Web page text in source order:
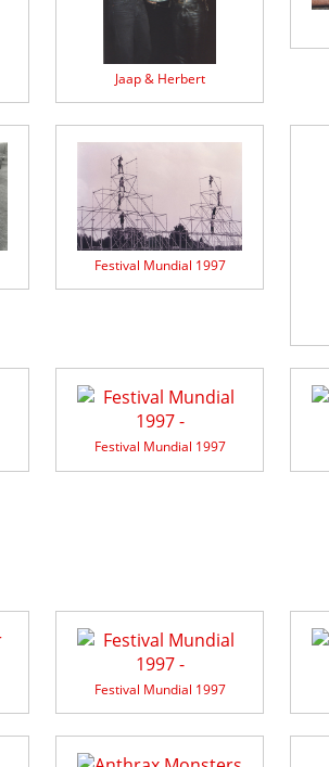
Jaap & Herbert
Festival Mundial 1997
Festival Mundial 1997
Festival Mundial 1997